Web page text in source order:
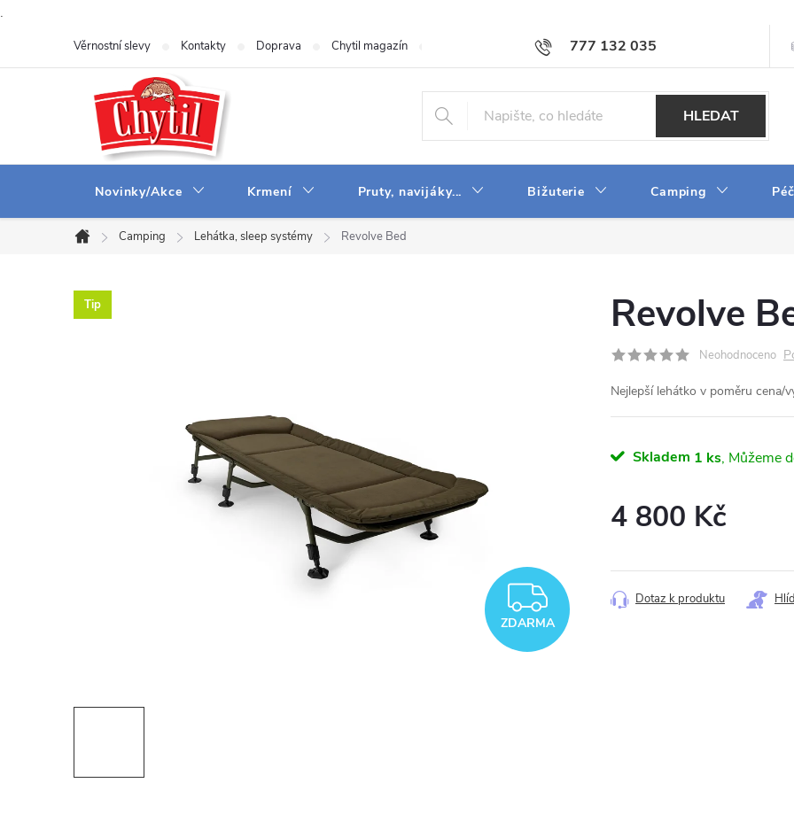
.
777 132 035
Věrnostní slevy Kontakty Doprava Chytil magazín Obchodní podmínky Velkoobchod Napište
HLEDAT
Novinky/Akce Krmení Pruty, navijáky... Bižuterie Camping
Domů
Camping Lehátka, sleep systémy Revolve Bed
Tip
ZDARMA
ZDARMA
Revolve
Neohodnoceno
Nejlepší lehátko v poměru cena/
Skladem 1 ks
4 800 Kč
Dotaz k produktu